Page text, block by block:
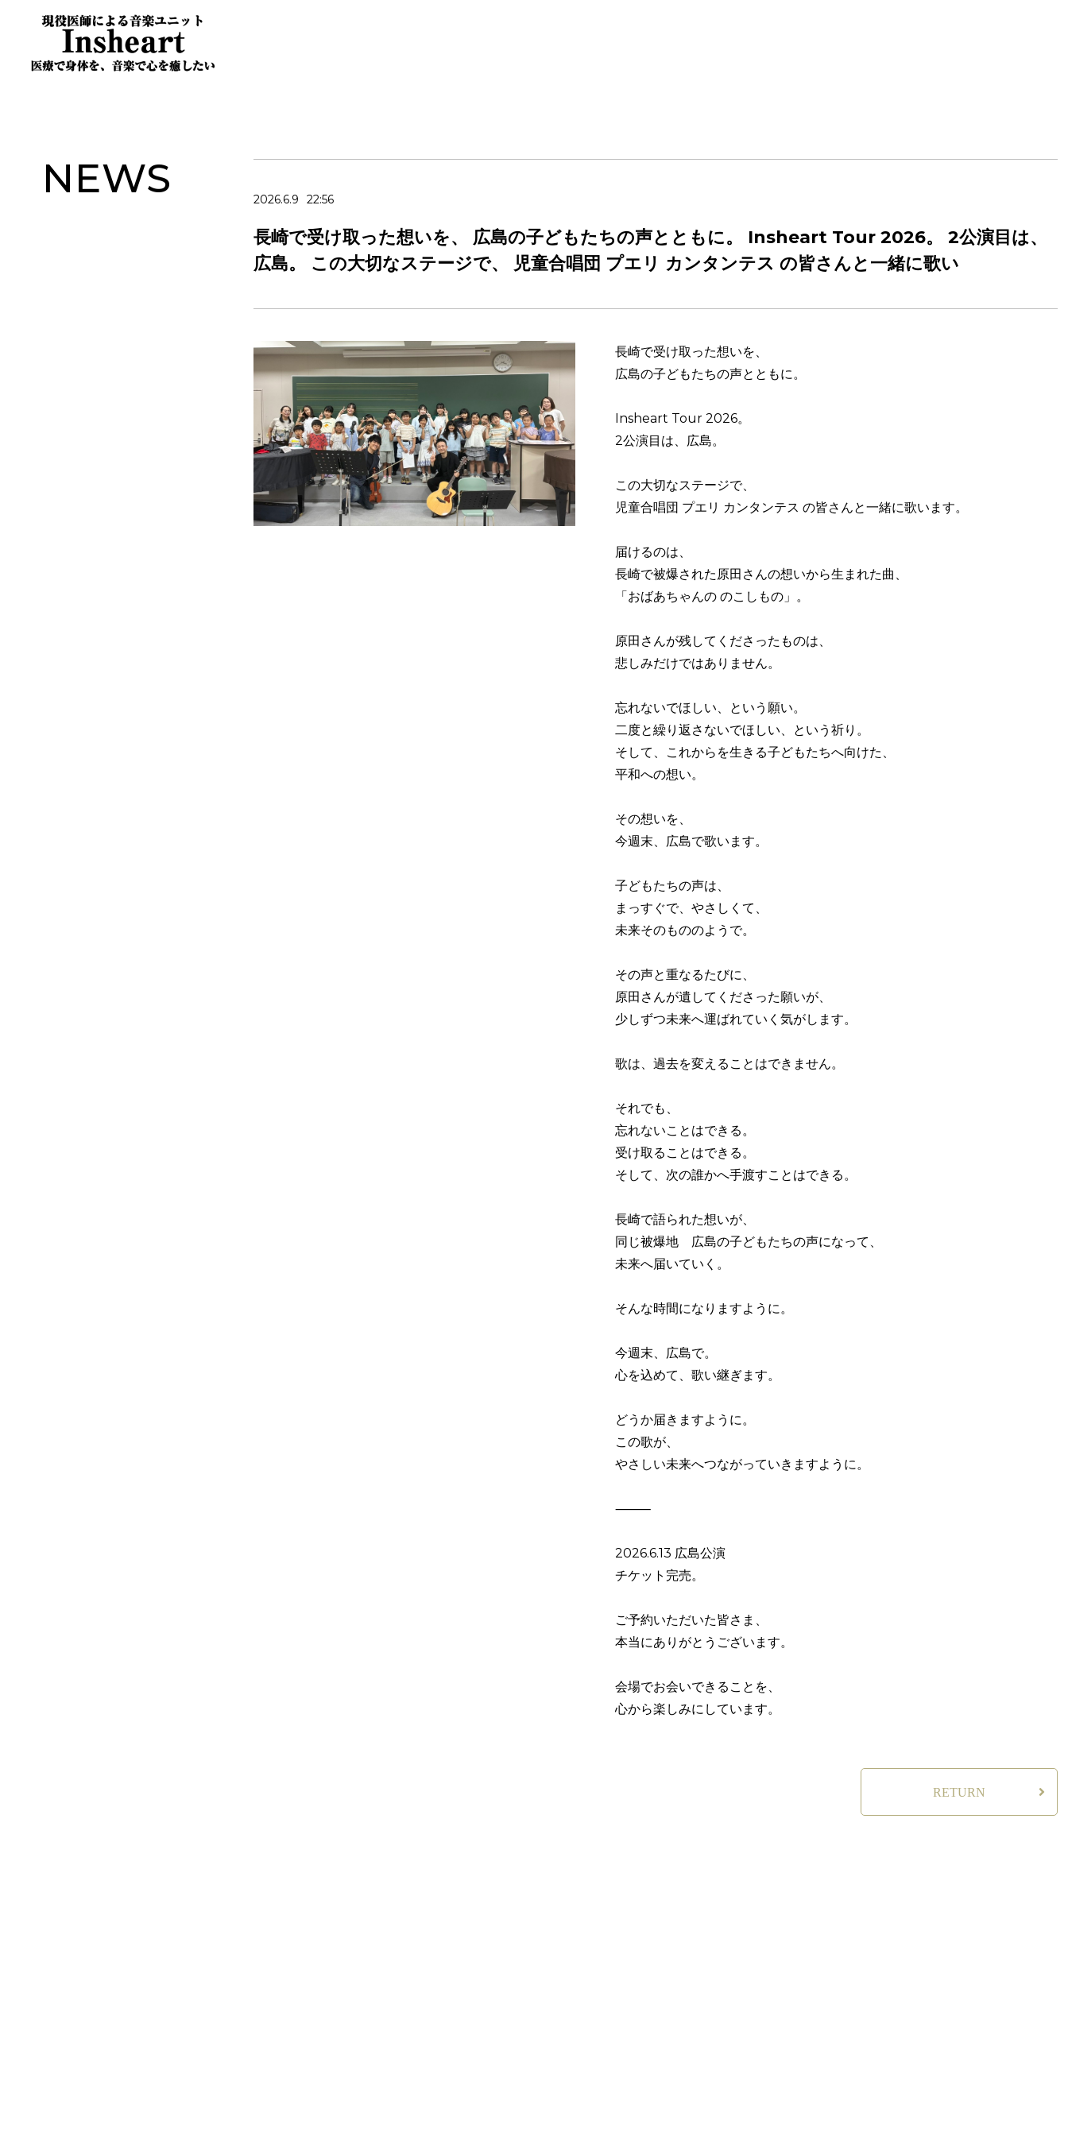
NEWS 2026.6.9 22:56
長崎で受け取った想いを、 広島の子どもたちの声とともに。 Insheart Tour 2026。 2公演目は、
広島。 この大切なステージで、 児童合唱団 プエリ カンタンテス の皆さんと一緒に歌い
長崎で受け取った想いを、
広島の子どもたちの声とともに。
Insheart Tour 2026。
2公演目は、広島。
この大切なステージで、
児童合唱団 プエリ カンタンテス の皆さんと一緒に歌います。
届けるのは、
長崎で被爆された原田さんの想いから生まれた曲、
「おばあちゃんの のこしもの」。
原田さんが残してくださったものは、
悲しみだけではありません。
忘れないでほしい、という願い。
二度と繰り返さないでほしい、という祈り。
そして、これからを生きる子どもたちへ向けた、
平和への想い。
その想いを、
今週末、広島で歌います。
子どもたちの声は、
まっすぐで、やさしくて、
未来そのもののようで。
その声と重なるたびに、
原田さんが遺してくださった願いが、
少しずつ未来へ運ばれていく気がします。
歌は、過去を変えることはできません。
それでも、
忘れないことはできる。
受け取ることはできる。
そして、次の誰かへ手渡すことはできる。
長崎で語られた想いが、
同じ被爆地 広島の子どもたちの声になって、
未来へ届いていく。
そんな時間になりますように。
今週末、広島で。
心を込めて、歌い継ぎます。
どうか届きますように。
この歌が、
やさしい未来へつながっていきますように。
⸻
2026.6.13 広島公演
チケット完売。
ご予約いただいた皆さま、
本当にありがとうございます。
会場でお会いできることを、
心から楽しみにしています。
RETURN